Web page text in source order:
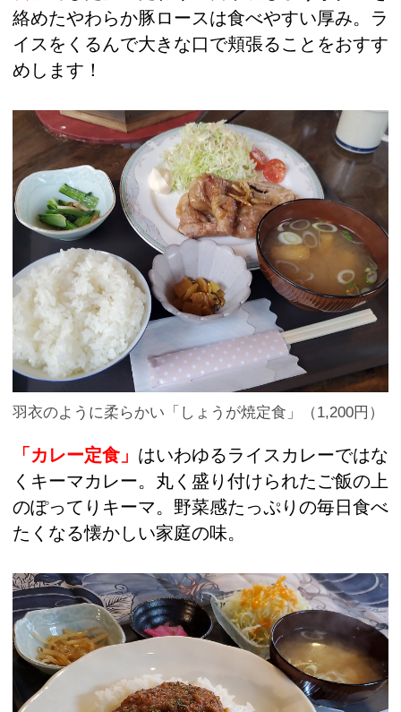
絡めたやわらか豚ロースは食べやすい厚み。ラ
イスをくるんで大きな口で頬張ることをおすす
めします！
羽衣のように柔らかい「しょうが焼定食」（1,200円）
「カレー定食」 はいわゆるライスカレーではな
くキーマカレー。丸く盛り付けられたご飯の上
のぽってりキーマ。野菜感たっぷりの毎日食べ
たくなる懐かしい家庭の味。